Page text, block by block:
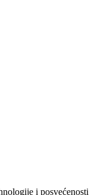
i posvećenosti